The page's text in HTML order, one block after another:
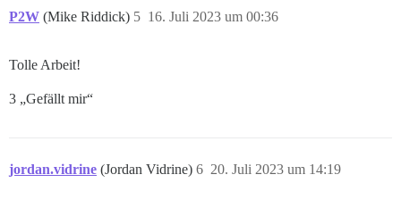
P2W (Mike Riddick) 16. Juli 2023 um 00:36
5
Tolle Arbeit!
3 „Gefällt mir“
jordan.vidrine (Jordan Vidrine) 20. Juli 2023 um 14:19
6